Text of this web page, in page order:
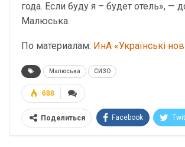
года. Если буду я – будет отель», —
Малюська.
По материалам: ИнА «Українські
Малюська СИЗО
688
Поделиться Facebook